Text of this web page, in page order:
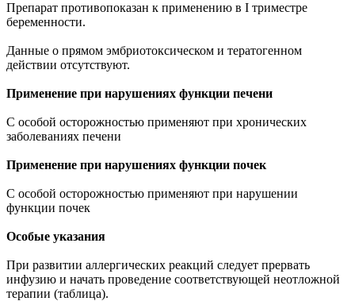
Препарат противопоказан к применению в I триместре
беременности.
Данные о прямом эмбриотоксическом и тератогенном
действии отсутствуют.
Применение при нарушениях функции печени
С особой осторожностью применяют при хронических
заболеваниях печени
Применение при нарушениях функции почек
С особой осторожностью применяют при нарушении
функции почек
Особые указания
При развитии аллергических реакций следует прервать
инфузию и начать проведение соответствующей неотложной
терапии (таблица).